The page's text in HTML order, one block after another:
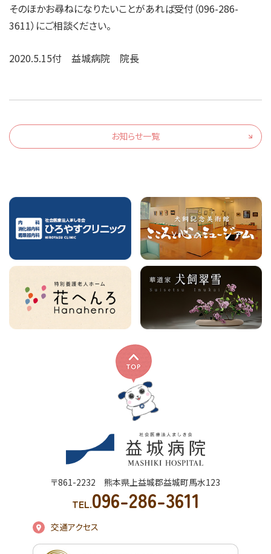
そのほかお尋ねになりたいことがあれば受付（096-286-
3611）にご相談ください。
2020.5.15付 益城病院 院長
お知らせ一覧
〒861-2232 熊本県上益城郡益城町馬水123
TEL.096-286-3611
交通アクセス